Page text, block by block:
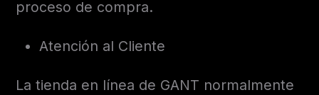
proceso de compra.
Atención al Cliente
La tienda en línea de GANT normalmente